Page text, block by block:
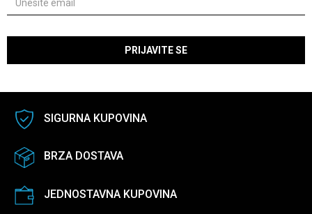
PRIJAVITE SE
SIGURNA KUPOVINA
BRZA DOSTAVA
JEDNOSTAVNA KUPOVINA